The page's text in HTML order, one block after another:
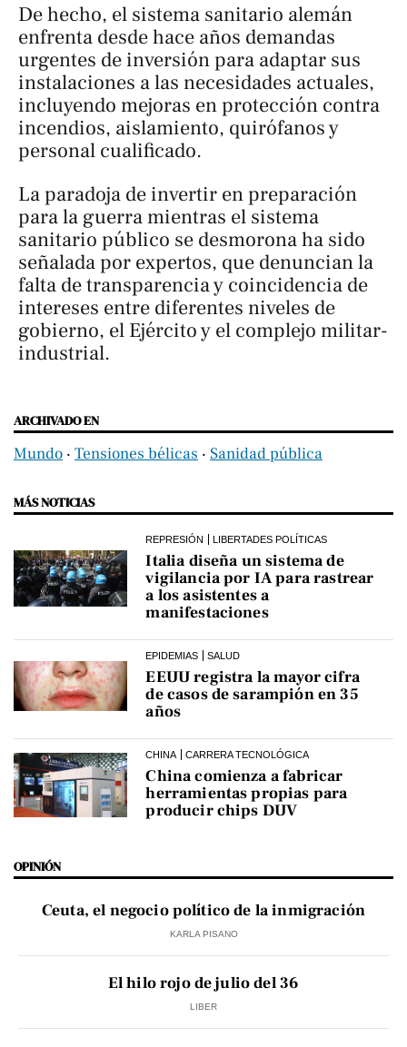
De hecho, el sistema sanitario alemán
enfrenta desde hace años demandas
urgentes de inversión para adaptar sus
instalaciones a las necesidades actuales,
incluyendo mejoras en protección contra
incendios, aislamiento, quirófanos y
personal cualificado.
La paradoja de invertir en preparación
para la guerra mientras el sistema
sanitario público se desmorona ha sido
señalada por expertos, que denuncian la
falta de transparencia y coincidencia de
intereses entre diferentes niveles de
gobierno, el Ejército y el complejo militar-
industrial.
ARCHIVADO EN
Mundo ‧ Tensiones bélicas ‧ Sanidad pública
MÁS NOTICIAS
REPRESIÓN LIBERTADES POLÍTICAS
Italia diseña un sistema de
vigilancia por IA para rastrear
a los asistentes a
manifestaciones
EPIDEMIAS SALUD
EEUU registra la mayor cifra
de casos de sarampión en 35
años
CHINA CARRERA TECNOLÓGICA
China comienza a fabricar
herramientas propias para
producir chips DUV
OPINIÓN
Ceuta, el negocio político de la inmigración
KARLA PISANO
El hilo rojo de julio del 36
LIBER